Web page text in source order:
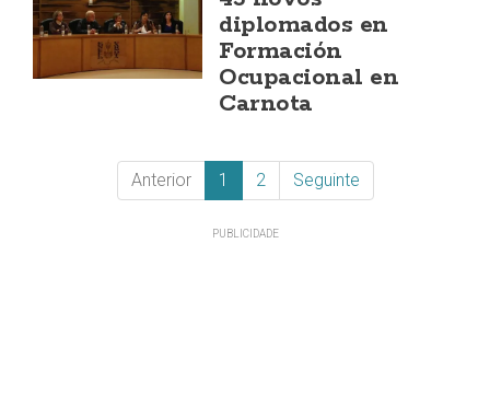
diplomados en
Formación
Ocupacional en
Carnota
Anterior 1 2 Seguinte